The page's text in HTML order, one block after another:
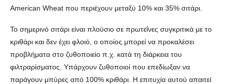
American Wheat που περιέχουν μεταξύ 10% και 35% σιτάρι.
Το σημερινό σιτάρι είναι πλούσιο σε πρωτεΐνες συγκριτικά με το
κριθάρι και δεν έχει φλοιό, ο οποίος μπορεί να προκαλέσει
προβλήματα στο ζυθοποιείο π.χ. κατά τη διάρκεια του
φιλτραρίσματος. Υπάρχουν ζυθοποιοί που επεδίωξαν να
παράγουν μπύρες από 100% κριθάρι. Η επιτυχία αυτού απαιτεί